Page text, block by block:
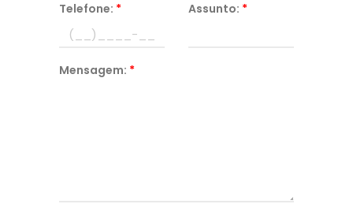
Telefone: * Assunto: *
Mensagem: *